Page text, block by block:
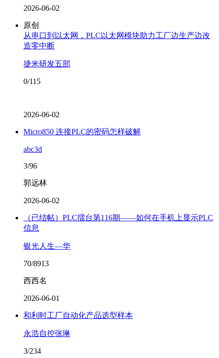
2026-06-02
原创
从串口到以太网，PLC以太网模块助力工厂边生产边改
造零中断
捷米研发五部
0/115
2026-06-02
Micro850 连接PLC的密码怎样破解
abc3d
3/96
郭远林
2026-06-02
（已结帖）PLC擂台第116期——如何在手机上显示PLC
信息
银光人生—华
70/8913
西西名
2026-06-01
和利时工厂自动化产品选型样本
永浩自控张琳
3/234